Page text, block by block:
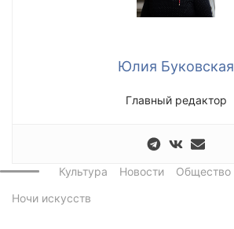
Юлия Буковская
Главный редактор
Культура Новости Общество
Ночи искусств